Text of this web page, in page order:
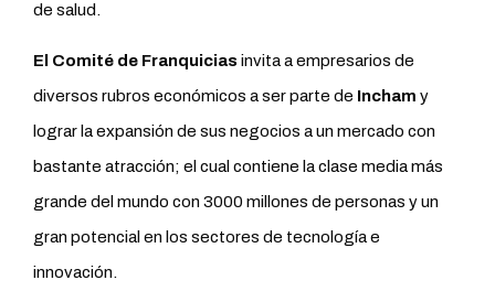
de salud.
El Comité de Franquiciasinvita a empresarios de
diversos rubros económicos a ser parte de Incham y
lograr la expansión de sus negocios a un mercado con
bastante atracción; el cual contiene la clase media más
grande del mundo con 3000 millones de personas y un
gran potencial en los sectores de tecnología e
innovación.